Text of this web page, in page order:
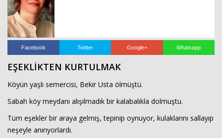
Facebook Twitter Google+ Whatsapp
EŞEKLİKTEN KURTULMAK
Köyün yaşlı semercisi, Bekir Usta ölmüştü.
Sabah köy meydanı alışılmadık bir kalabalıkla dolmuştu.
Tüm eşekler bir araya gelmiş, tepinip oynuyor, kulaklarını sallayıp
neşeyle anırıyorlardı.
İLETİŞİM